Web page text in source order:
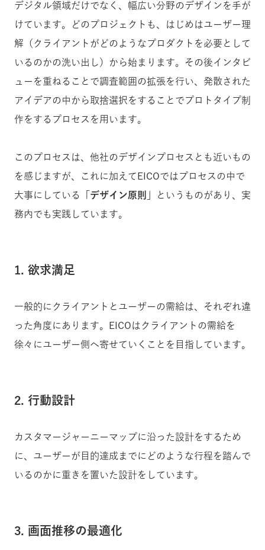
デジタル領域だけでなく、幅広い分野のデザインを手が
けています。どのプロジェクトも、はじめはユーザー理
解（クライアントがどのようなプロダクトを必要として
いるのかの洗い出し）から始まります。その後インタビ
ューを重ねることで調査範囲の拡張を行い、発散された
アイデアの中から取捨選択をすることでプロトタイプ制
作をするプロセスを用います。
このプロセスは、他社のデザインプロセスとも近いもの
を感じますが、これに加えてEICOではプロセスの中で
大事にしている
「デザイン原則」
というものがあり、実
務内でも実践しています。
1. 欲求満足
一般的にクライアントとユーザーの需給は、それぞれ違
った角度にあります。EICOはクライアントの需給を
徐々にユーザー側へ寄せていくことを目指しています。
2. 行動設計
カスタマージャーニーマップに沿った設計をするため
に、ユーザーが目的達成までにどのような行程を踏んで
いるのかに重きを置いた設計をしています。
3. 画面推移の最適化